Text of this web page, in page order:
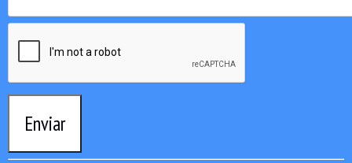
Enviar